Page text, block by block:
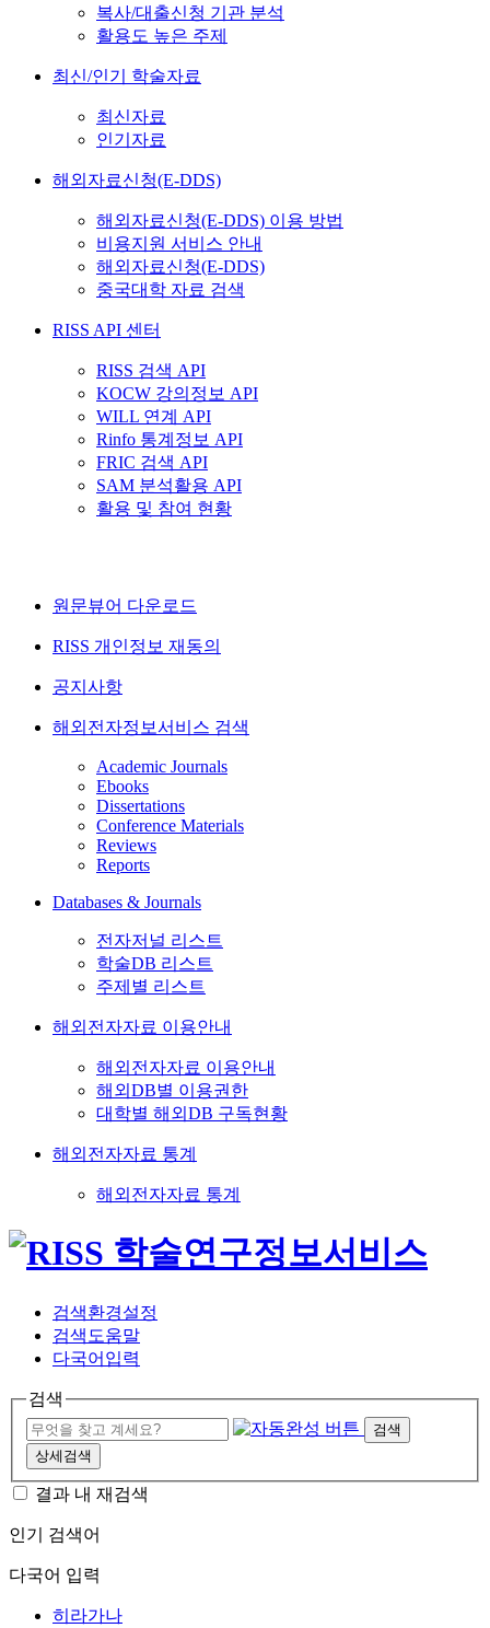
복사/대출신청 기관 분석
활용도 높은 주제
최신/인기 학술자료
최신자료
인기자료
해외자료신청(E-DDS)
해외자료신청(E-DDS) 이용 방법
비용지원 서비스 안내
해외자료신청(E-DDS)
중국대학 자료 검색
RISS API 센터
RISS 검색 API
KOCW 강의정보 API
WILL 연계 API
Rinfo 통계정보 API
FRIC 검색 API
SAM 분석활용 API
활용 및 참여 현황
원문뷰어 다운로드
RISS 개인정보 재동의
공지사항
해외전자정보서비스 검색
Academic Journals
Ebooks
Dissertations
Conference Materials
Reviews
Reports
Databases & Journals
전자저널 리스트
학술DB 리스트
주제별 리스트
해외전자자료 이용안내
해외전자자료 이용안내
해외DB별 이용권한
대학별 해외DB 구독현황
해외전자자료 통계
해외전자자료 통계
검색환경설정
검색도움말
다국어입력
검색
검색
상세검색
결과 내 재검색
인기 검색어
다국어 입력
히라가나